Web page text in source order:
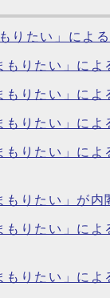
りたい」によ
りたい」に
りたい」に
りたい」に
りたい」に
りたい」が内
りたい」に
りたい」に